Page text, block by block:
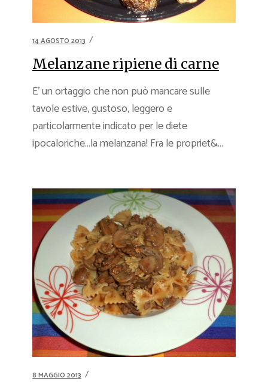
14 AGOSTO 2013
Melanzane ripiene di carne
E’ un ortaggio che non può mancare sulle
tavole estive, gustoso, leggero e
particolarmente indicato per le diete
ipocaloriche…la melanzana! Fra le propriet&...
8 MAGGIO 2013